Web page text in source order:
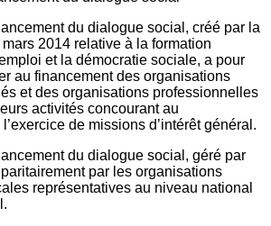
du dialogue social, créé par la
mars 2014 relative à la formation
et la démocratie sociale, a pour
au financement des organisations
et des organisations professionnelles
activités concourant au
de missions d’intérêt général.
du dialogue social, géré par
paritairement par les organisations
représentatives au niveau national